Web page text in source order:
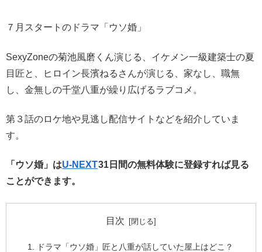
７月スタートのドラマ「ウソ婚」
SexyZoneの菊池風磨くん演じる、イケメン一級建築士の夏
目匠と、ヒロイン長濱ねるさんが演じる、家なし、職無
し、金無しの千堂八重が繰り広げるラブコメ。
第３話のロケ地や見逃し配信サイトなどを紹介していま
す。
「ウソ婚」はU-NEXT31日間の無料体験に登録すれば見る
ことができます。
目次
ドラマ「ウソ婚」匠と八重が話していた屋上はどこ？